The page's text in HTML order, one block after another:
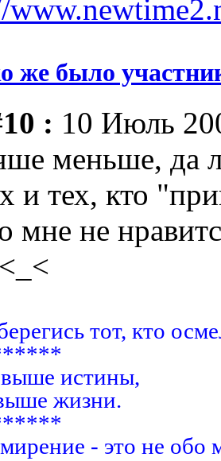
же было
: 10 Июль
меньше, да
и тех, кто
мне не
тот, кто
истины,
жизни.
- это не обо